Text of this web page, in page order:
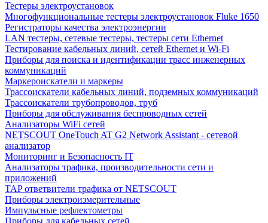
Тестеры электроустановок
Многофункциональные тестеры электроустановок Fluke 1650
Регистраторы качества электроэнергии
LAN тестеры, сетевые тестеры, тестеры сети Ethernet
Тестирование кабельных линий, сетей Ethernet и Wi-Fi
Приборы для поиска и идентификации трасс инженерных
коммуникаций
Маркероискатели и маркеры
Трассоискатели кабельных линий, подземных коммуникаций
Трассоискатели трубопроводов, труб
Приборы для обслуживания беспроводных сетей
Анализаторы WiFi сетей
NETSCOUT OneTouch AT G2 Network Assistant - сетевой
анализатор
Мониторинг и Безопасность IT
Анализаторы трафика, производительности сети и
приложений
TAP ответвители трафика от NETSCOUT
Приборы электроизмерительные
Импульсные рефлектометры
Приборы для кабельных сетей